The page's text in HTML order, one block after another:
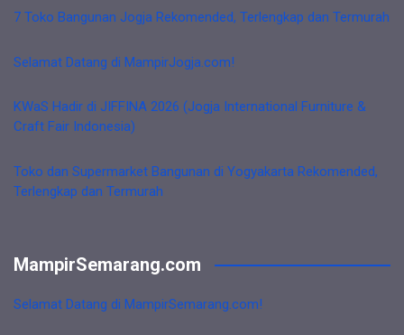
7 Toko Bangunan Jogja Rekomended, Terlengkap dan Termurah
Selamat Datang di MampirJogja.com!
KWaS Hadir di JIFFINA 2026 (Jogja International Furniture &
Craft Fair Indonesia)
Toko dan Supermarket Bangunan di Yogyakarta Rekomended,
Terlengkap dan Termurah
MampirSemarang.com
Selamat Datang di MampirSemarang.com!